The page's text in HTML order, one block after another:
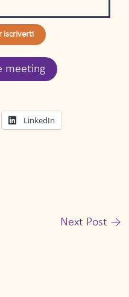
iscriverti
meeting
LinkedIn
Next Post →